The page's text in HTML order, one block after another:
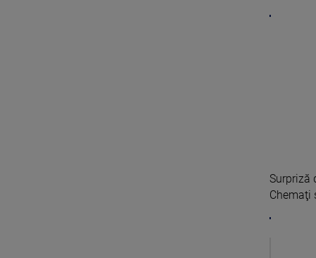
Surpriză
Chemaţi